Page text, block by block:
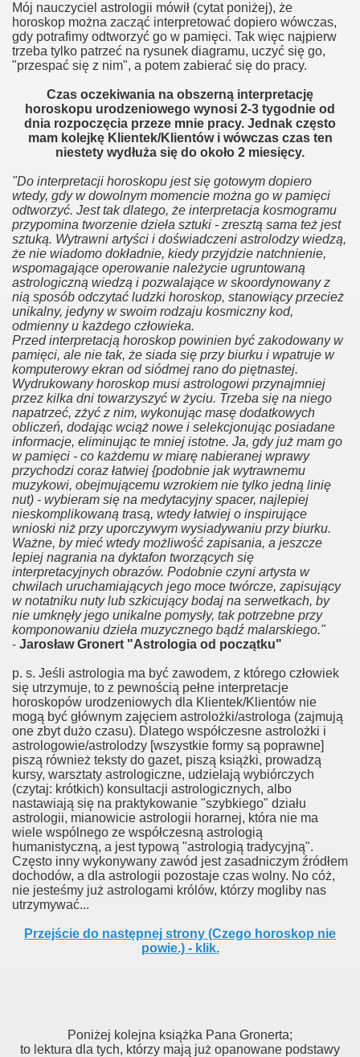
Mój nauczyciel astrologii mówił (cytat poniżej), że
horoskop można zacząć interpretować dopiero wówczas,
gdy potrafimy odtworzyć go w pamięci. Tak więc najpierw
trzeba tylko patrzeć na rysunek diagramu, uczyć się go,
"przespać się z nim", a potem zabierać się do pracy.
Czas oczekiwania na obszerną interpretację
horoskopu urodzeniowego wynosi 2-3 tygodnie od
dnia rozpoczęcia przeze mnie pracy. Jednak często
mam kolejkę Klientek/Klientów i wówczas czas ten
niestety wydłuża się do około 2 miesięcy.
"Do interpretacji horoskopu jest się gotowym dopiero
wtedy, gdy w dowolnym momencie można go w pamięci
odtworzyć. Jest tak dlatego, że interpretacja kosmogramu
przypomina tworzenie dzieła sztuki - zresztą sama też jest
sztuką. Wytrawni artyści i doświadczeni astrolodzy wiedzą,
że nie wiadomo dokładnie, kiedy przyjdzie natchnienie,
wspomagające operowanie należycie ugruntowaną
astrologiczną wiedzą i pozwalające w skoordynowany z
nią sposób odczytać ludzki horoskop, stanowiący przecież
unikalny, jedyny w swoim rodzaju kosmiczny kod,
odmienny u każdego człowieka.
Przed interpretacją horoskop powinien być zakodowany w
pamięci, ale nie tak, że siada się przy biurku i wpatruje w
komputerowy ekran od siódmej rano do piętnastej.
Wydrukowany horoskop musi astrologowi przynajmniej
przez kilka dni towarzyszyć w życiu. Trzeba się na niego
napatrzeć, zżyć z nim, wykonując masę dodatkowych
obliczeń, dodając wciąż nowe i selekcjonując posiadane
informacje, eliminując te mniej istotne. Ja, gdy już mam go
w pamięci - co każdemu w miarę nabieranej wprawy
przychodzi coraz łatwiej {podobnie jak wytrawnemu
muzykowi, obejmującemu wzrokiem nie tylko jedną linię
nut) - wybieram się na medytacyjny spacer, najlepiej
nieskomplikowaną trasą, wtedy łatwiej o inspirujące
wnioski niż przy uporczywym wysiadywaniu przy biurku.
Ważne, by mieć wtedy możliwość zapisania, a jeszcze
lepiej nagrania na dyktafon tworzących się
interpretacyjnych obrazów. Podobnie czyni artysta w
chwilach uruchamiających jego moce twórcze, zapisujący
w notatniku nuty lub szkicujący bodaj na serwetkach, by
nie umknęły jego unikalne pomysły, tak potrzebne przy
komponowaniu dzieła muzycznego bądź malarskiego."
- Jarosław Gronert "Astrologia od początku"
p. s. Jeśli astrologia ma być zawodem, z którego człowiek
się utrzymuje, to z pewnością pełne interpretacje
horoskopów urodzeniowych dla Klientek/Klientów nie
mogą być głównym zajęciem astrolożki/astrologa (zajmują
one zbyt dużo czasu). Dlatego współczesne astrolożki i
astrologowie/astrolodzy [wszystkie formy są poprawne]
piszą również teksty do gazet, piszą książki, prowadzą
kursy, warsztaty astrologiczne, udzielają wybiórczych
(czytaj: krótkich) konsultacji astrologicznych, albo
nastawiają się na praktykowanie "szybkiego" działu
astrologii, mianowicie astrologii horarnej, która nie ma
wiele wspólnego ze współczesną astrologią
humanistyczną, a jest typową "astrologią tradycyjną".
Często inny wykonywany zawód jest zasadniczym źródłem
dochodów, a dla astrologii pozostaje czas wolny. No cóż,
nie jesteśmy już astrologami królów, którzy mogliby nas
utrzymywać...
Przejście do następnej strony (Czego horoskop nie
powie.) - klik.
Poniżej kolejna książka Pana Gronerta;
to lektura dla tych, którzy mają już opanowane podstawy